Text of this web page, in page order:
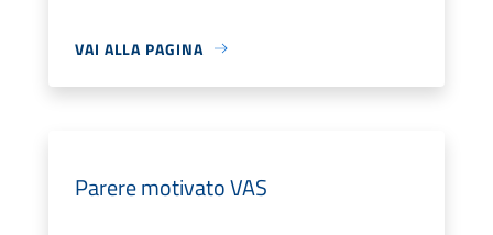
VAI ALLA PAGINA
Parere motivato VAS